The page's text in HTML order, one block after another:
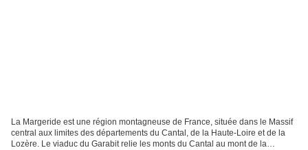
La Margeride est une région montagneuse de France, située dans le Massif
central aux limites des départements du Cantal, de la Haute-Loire et de la
Lozère. Le viaduc du Garabit relie les monts du Cantal au mont de la